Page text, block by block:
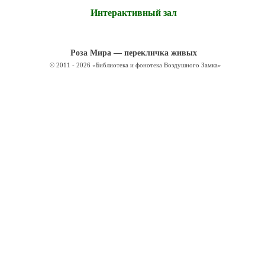
© 2011 - 2026 «Библиотека и фонотека Воздушного Замка»
Интерактивный зал
Роза Мира — перекличка живых